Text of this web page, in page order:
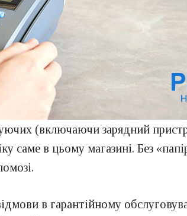
(включаючи зарядний
саме в цьому магазині. Без
в гарантійному